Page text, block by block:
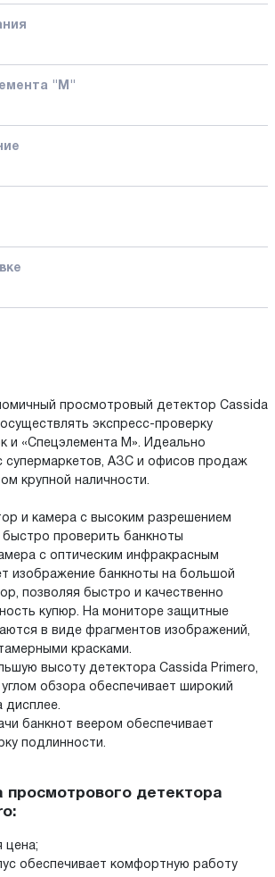
"М"
просмотровый детектор Cassida
экспресс-проверку
и «Спецэлемента М». Идеально
супермаркетов, АЗС и офисов продаж
крупной наличности.
и камера с высоким разрешением
быстро проверить банкноты
с оптическим инфракрасным
изображение банкноты на большой
позволяя быстро и качественно
купюр. На мониторе защитные
в виде фрагментов изображений,
красками.
высоту детектора Cassida Primero,
обзора обеспечивает широкий
дисплее.
банкнот веером обеспечивает
подлинности.
просмотрового детектора
цена;
обеспечивает комфортную работу